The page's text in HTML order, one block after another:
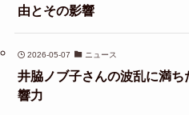
由とその影響
2026-05-07 ニュース
井脇ノブ子さんの波乱に満
響力